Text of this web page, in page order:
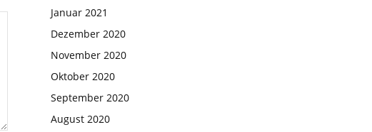
Januar 2021
Dezember 2020
November 2020
Oktober 2020
September 2020
August 2020